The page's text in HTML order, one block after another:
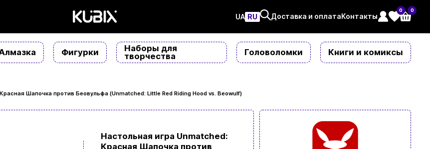
UAㅤ RU Доставка и оплатаКонтакты
0 0
Фигурки
Наборы для
творчества
Головоломки Книги и комиксы
Шапочка против Беовульфа (Unmatched: Little Red Riding Hood vs. Beowulf)
Настольная игра Unmatched:
Красная Шапочка против